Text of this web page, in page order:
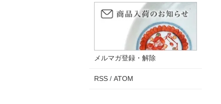
メルマガ登録・解除
RSS / ATOM